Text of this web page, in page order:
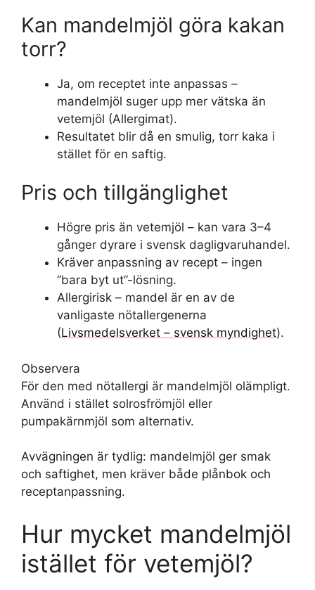
Kan mandelmjöl göra kakan
torr?
Ja, om receptet inte anpassas –
mandelmjöl suger upp mer vätska än
vetemjöl (Allergimat).
Resultatet blir då en smulig, torr kaka i
stället för en saftig.
Pris och tillgänglighet
Högre pris än vetemjöl – kan vara 3–4
gånger dyrare i svensk dagligvaruhandel.
Kräver anpassning av recept – ingen
”bara byt ut”-lösning.
Allergirisk – mandel är en av de
vanligaste nötallergenerna
(Livsmedelsverket – svensk myndighet).
Observera
För den med nötallergi är mandelmjöl olämpligt.
Använd i stället solrosfrömjöl eller
pumpakärnmjöl som alternativ.
Avvägningen är tydlig: mandelmjöl ger smak
och saftighet, men kräver både plånbok och
receptanpassning.
Hur mycket mandelmjöl
istället för vetemjöl?